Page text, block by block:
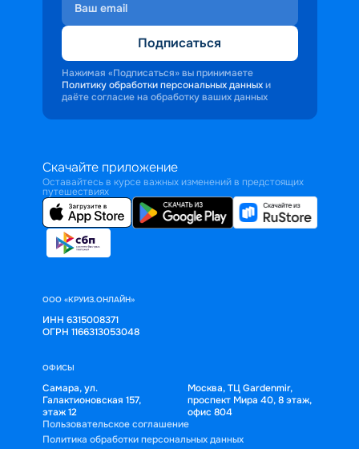
Подписаться
Нажимая «Подписаться» вы принимаете
Политику обработки персональных данных и
даёте согласие на обработку ваших данных
Скачайте приложение
Оставайтесь в курсе важных изменений в предстоящих
путешествиях
ООО «КРУИЗ.ОНЛАЙН»
ИНН 6315008371
ОГРН 1166313053048
ОФИСЫ
Самара, ул.
Галактионовская 157,
этаж 12
Москва, ТЦ Gardenmir,
проспект Мира 40, 8 этаж,
офис 804
Пользовательское соглашение
Политика обработки персональных данных